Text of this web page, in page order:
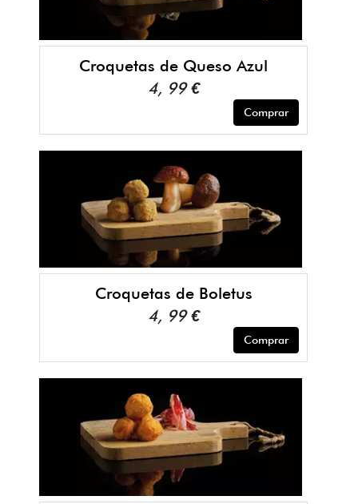
Croquetas de Queso Azul
4, 99 €
Comprar
Croquetas de Boletus
4, 99 €
Comprar